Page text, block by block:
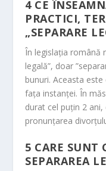
4 CE
PRACTICI,
„SEPARARE
În legislaţia română
legală”, doar
bunuri. Aceasta
faţa instanţei. În
durat cel puţin 2
pronunţarea
5 CARE SUNT
SEPARAREA